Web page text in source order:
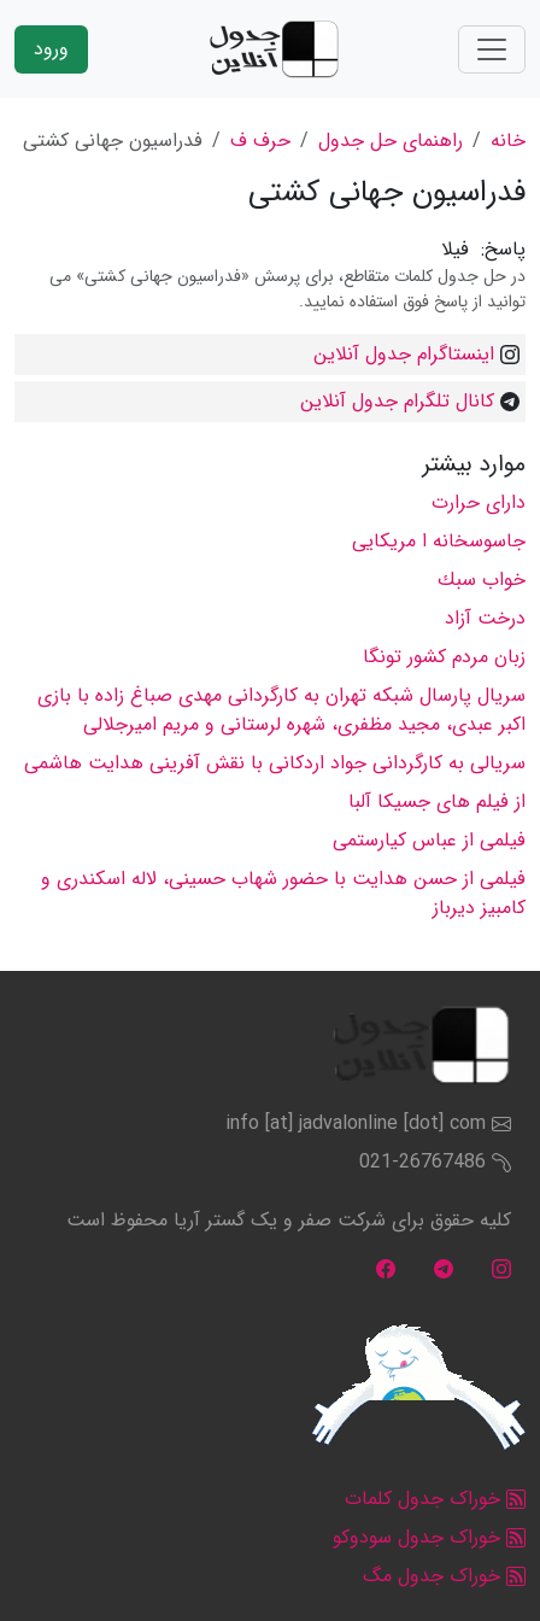
ورود
خانه راهنمای حل جدول حرف ف فدراسیون جهانی كشتی
فدراسیون جهانی كشتی
پاسخ: فیلا
در حل جدول کلمات متقاطع، برای پرسش «فدراسیون جهانی كشتی» می
توانید از پاسخ فوق استفاده نمایید.
اینستاگرام جدول آنلاین
کانال تلگرام جدول آنلاین
موارد بیشتر
دارای حرارت
جاسوسخانه ا مریكایی
خواب سبك
درخت آزاد
زبان مردم كشور تونگا
سریال پارسال شبكه تهران به كارگردانی مهدی صباغ زاده با بازی
اكبر عبدی، مجید مظفری، شهره لرستانی و مریم امیرجلالی
سریالی به كارگردانی جواد اردكانی با نقش آفرینی هدایت هاشمی
از فیلم های جسیكا آلبا
فیلمی از عباس كیارستمی
فیلمی از حسن هدایت با حضور شهاب حسینی، لاله اسكندری و
كامبیز دیرباز
info [at] jadvalonline [dot] com
021-26767486
کلیه حقوق برای شرکت صفر و یک گستر آریا محفوظ است
خوراک جدول کلمات
خوراک جدول سودوکو
خوراک جدول مگ